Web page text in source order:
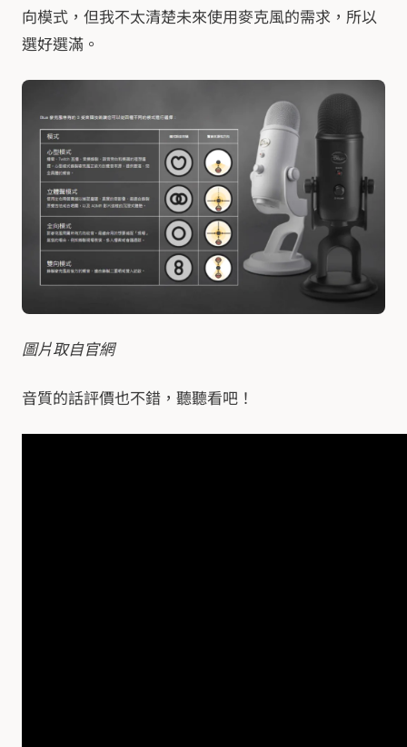
向模式，但我不太清楚未來使用麥克風的需求，所以
選好選滿。
圖片取自官網
音質的話評價也不錯，聽聽看吧！